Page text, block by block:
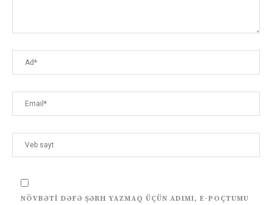
NÖVBƏTI DƏFƏ ŞƏRH YAZMAQ ÜÇÜN ADIMI, E-POÇTUMU